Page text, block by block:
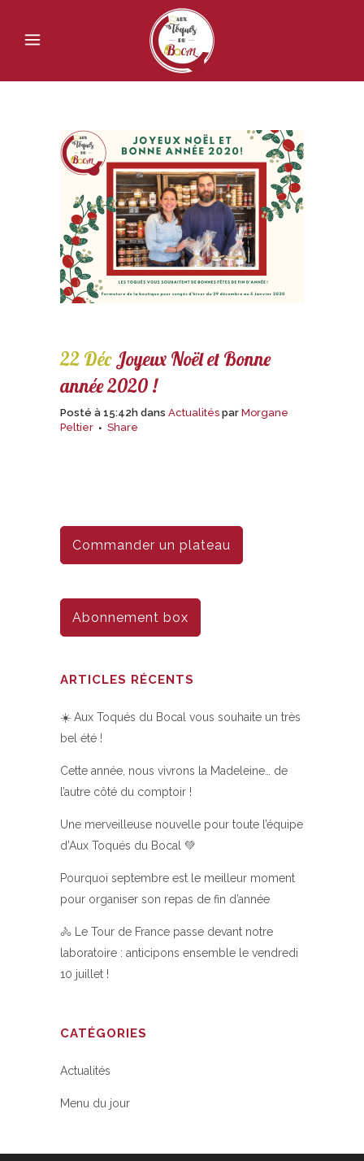
22 DécJoyeux Noël et Bonne
année 2020 !
Posté à 15:42h dans Actualités par Morgane
Peltier
Share
Commander un plateau
Abonnement box
ARTICLES RÉCENTS
☀️ Aux Toqués du Bocal vous souhaite un très
bel été !
Cette année, nous vivrons la Madeleine… de
l’autre côté du comptoir !
Une merveilleuse nouvelle pour toute l’équipe
d’Aux Toqués du Bocal 💚
Pourquoi septembre est le meilleur moment
pour organiser son repas de fin d’année
🚴 Le Tour de France passe devant notre
laboratoire : anticipons ensemble le vendredi
10 juillet !
CATÉGORIES
Actualités
Menu du jour